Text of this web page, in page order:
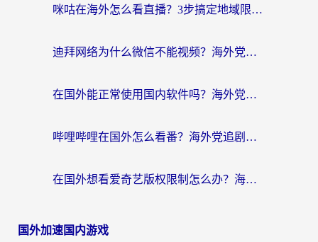
咪咕在海外怎么看直播？3步搞定地域限制，还能畅看腾讯视频与国内热剧
迪拜网络为什么微信不能视频？海外党必看的回国加速全攻略
在国外能正常使用国内软件吗？海外党亲测有效的无缝访问指南
哔哩哔哩在国外怎么看番？海外党追剧看片的终极解决方案
在国外想看爱奇艺版权限制怎么办？海外华人必看的追剧自由指南
国外加速国内游戏